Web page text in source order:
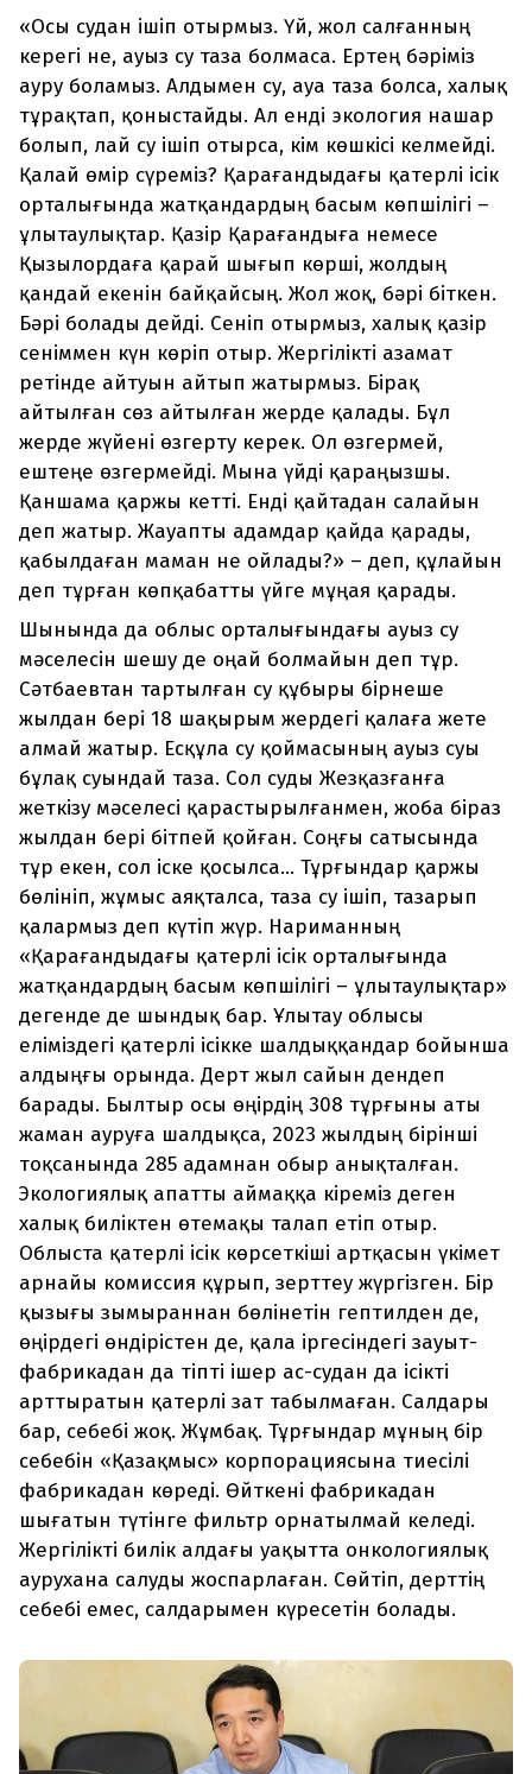
«Осы судан ішіп отырмыз. Үй, жол салғанның
керегі не, ауыз су таза болмаса. Ертең бәріміз
ауру боламыз. Алдымен су, ауа таза болса, халық
тұрақтап, қоныстайды. Ал енді экология нашар
болып, лай су ішіп отырса, кім көшкісі келмейді.
Қалай өмір сүреміз? Қарағандыдағы қатерлі ісік
орталығында жатқандардың басым көпшілігі –
ұлытаулықтар. Қазір Қарағандыға немесе
Қызылордаға қарай шығып көрші, жолдың
қандай екенін байқайсың. Жол жоқ, бәрі біткен.
Бәрі болады дейді. Сеніп отырмыз, халық қазір
сеніммен күн көріп отыр. Жергілікті азамат
ретінде айтуын айтып жатырмыз. Бірақ
айтылған сөз айтылған жерде қалады. Бұл
жерде жүйені өзгерту керек. Ол өзгермей,
ештеңе өзгермейді. Мына үйді қараңызшы.
Қаншама қаржы кетті. Енді қайтадан салайын
деп жатыр. Жауапты адамдар қайда қарады,
қабылдаған маман не ойлады?» – деп, құлайын
деп тұрған көпқабатты үйге мұңая қарады.
Шынында да облыс орталығындағы ауыз су
мәселесін шешу де оңай болмайын деп тұр.
Сәтбаевтан тартылған су құбыры бірнеше
жылдан бері 18 шақырым жердегі қалаға жете
алмай жатыр. Есқұла су қоймасының ауыз суы
бұлақ суындай таза. Сол суды Жезқазғанға
жеткізу мәселесі қарастырылғанмен, жоба біраз
жылдан бері бітпей қойған. Соңғы сатысында
тұр екен, сол іске қосылса... Тұрғындар қаржы
бөлініп, жұмыс аяқталса, таза су ішіп, тазарып
қалармыз деп күтіп жүр. Нариманның
«Қарағандыдағы қатерлі ісік орталығында
жатқандардың басым көпшілігі – ұлытаулықтар»
дегенде де шындық бар. Ұлытау облысы
еліміздегі қатерлі ісікке шалдыққандар бойынша
алдыңғы орында. Дерт жыл сайын дендеп
барады. Былтыр осы өңірдің 308 тұрғыны аты
жаман ауруға шалдықса, 2023 жылдың бірінші
тоқсанында 285 адамнан обыр анықталған.
Экологиялық апатты аймаққа кіреміз деген
халық биліктен өтемақы талап етіп отыр.
Облыста қатерлі ісік көрсеткіші артқасын үкімет
арнайы комиссия құрып, зерттеу жүргізген. Бір
қызығы зымыраннан бөлінетін гептилден де,
өңірдегі өндірістен де, қала іргесіндегі зауыт-
фабрикадан да тіпті ішер ас-судан да ісікті
арттыратын қатерлі зат табылмаған. Салдары
бар, себебі жоқ. Жұмбақ. Тұрғындар мұның бір
себебін «Қазақмыс» корпорациясына тиесілі
фабрикадан көреді. Өйткені фабрикадан
шығатын түтінге фильтр орнатылмай келеді.
Жергілікті билік алдағы уақытта онкологиялық
аурухана салуды жоспарлаған. Сөйтіп, дерттің
себебі емес, салдарымен күресетін болады.